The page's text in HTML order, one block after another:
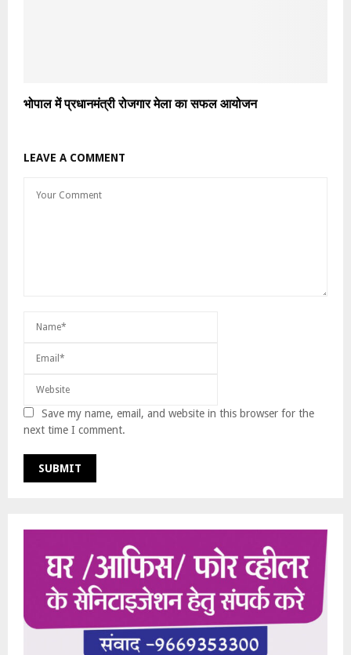
भोपाल में प्रधानमंत्री रोजगार मेला का सफल आयोजन
LEAVE A COMMENT
Save my name, email, and website in this browser for the
next time I comment.